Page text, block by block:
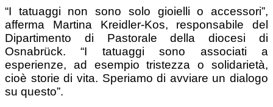
“I tatuaggi non sono solo gioielli o accessori”,
afferma Martina Kreidler-Kos, responsabile del
Dipartimento di Pastorale della diocesi di
Osnabrück. “I tatuaggi sono associati a
esperienze, ad esempio tristezza o solidarietà,
cioè storie di vita. Speriamo di avviare un dialogo
su questo”.